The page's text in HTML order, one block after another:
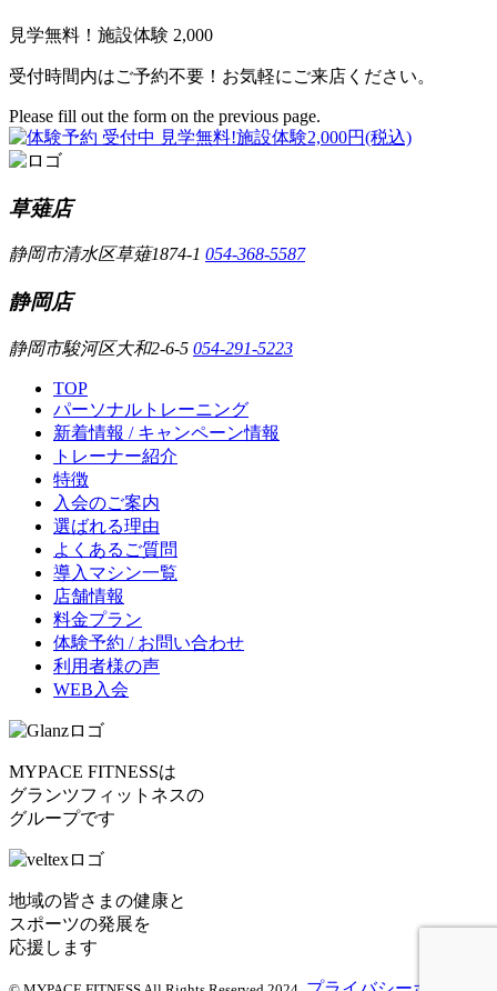
見学無料！施設体験 2,000
受付時間内はご予約不要！お気軽にご来店ください。
Please fill out the form on the previous page.
草薙店
静岡市清水区草薙1874-1 054-368-5587
静岡店
静岡市駿河区大和2-6-5 054-291-5223
TOP
パーソナルトレーニング
新着情報 / キャンペーン情報
トレーナー紹介
特徴
入会のご案内
選ばれる理由
よくあるご質問
導入マシン一覧
店舗情報
料金プラン
体験予約 / お問い合わせ
利用者様の声
WEB入会
MYPACE FITNESSは
グランツフィットネスの
グループです
地域の皆さまの健康と
スポーツの発展を
応援します